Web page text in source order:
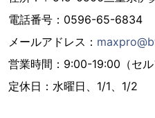
電話番号：0596-65-6834
メールアドレス：
営業時間：9:00-19:00（セル
定休日：水曜日、1/1、1/2